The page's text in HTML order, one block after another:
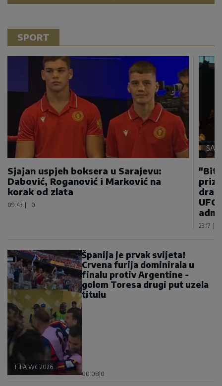
SPORT
Sjajan uspjeh boksera u Sarajevu:
Dabović, Roganović i Marković na
korak od zlata
09:43 0
23:17
FIFA WC 2026
Španija je prvak svijeta!
Crvena furija dominirala u
finalu protiv Argentine -
golom Toresa drugi put uzela
titulu
00:08 0